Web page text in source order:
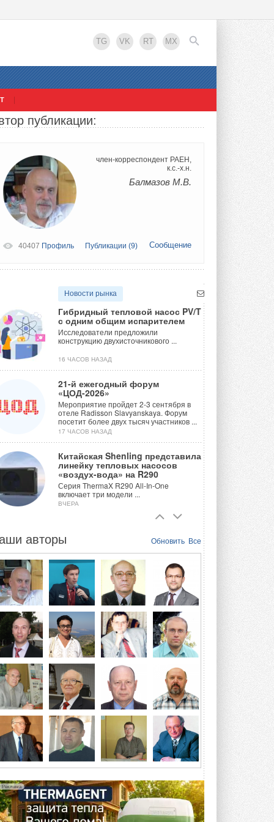
TG VK RT MX
публикации:
член-корреспондент РАЕН,
к.с.-х.н.
Балмазов М.В.
Сообщение
40407 Профиль Публикации (9)
Новости рынка
Гибридный тепловой насос PV/T
с одним общим испарителем
Исследователи предложили
конструкцию двухисточникового ...
16 ЧАСОВ НАЗАД
21-й ежегодный форум
«ЦОД-2026»
Мероприятие пройдет 2-3 сентября в
отеле Radisson Slavyanskaya. Форум
посетит более двух тысяч участников ...
17 ЧАСОВ НАЗАД
Китайская Shenling представила
линейку тепловых насосов
«воздух-вода» на R290
Серия ThermaX R290 All-In-One
включает три модели ...
ВЧЕРА
солнечной генерацией и
накопителем снижают
потребление на 60%
Исследователи из Италии установили ...
ВЧЕРА
«РУСКЛИМАТ Fest 2026» в Уфе
собрал свыше 700 профи
климатической отрасли
Организатором выступил торгово-
производственный холдинг ...
3 АВГУСТА 2026
«Датарк» испытал модульный
ЦОД с плотностью 54 кВт на
стойку
Испытания прошли на собственной
производственной площадке и были ...
3 АВГУСТА 2026
Samsung выпускает VRF-
систему DVM на R32
Линейка включает семь типоразмеров
Суммарная длина трубопроводов ...
3 АВГУСТА 2026
«СиСофт Девелопмент» подвел
Обновить Все
авторы
Реклама